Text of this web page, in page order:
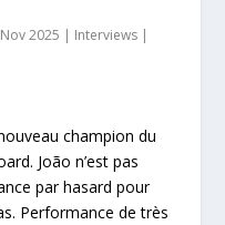
2025 | Interviews |
champion du
João n’est pas
par hasard pour
Performance de très